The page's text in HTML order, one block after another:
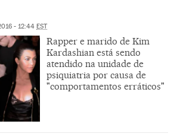
- 12:44 EST
Rapper e marido de Kim
Kardashian está sendo
atendido na unidade de
psiquiatria por causa de
"comportamentos erráticos"